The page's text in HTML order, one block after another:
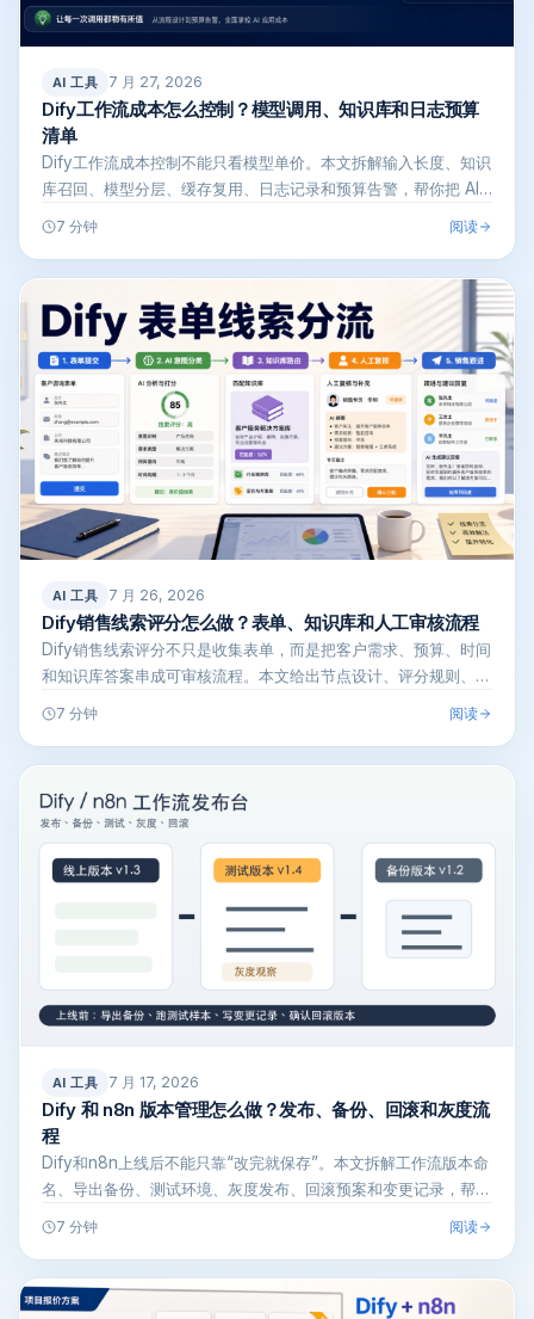
AI 工具 7 月 27, 2026
Dify工作流成本怎么控制？模型调用、知识库和日志预算
清单
Dify工作流成本控制不能只看模型单价。本文拆解输入长度、知识
库召回、模型分层、缓存复用、日志记录和预算告警，帮你把 AI
7 分钟 阅读
AI 工具 7 月 26, 2026
Dify销售线索评分怎么做？表单、知识库和人工审核流程
Dify销售线索评分不只是收集表单，而是把客户需求、预算、时间
和知识库答案串成可审核流程。本文给出节点设计、评分规则、人
7 分钟 阅读
AI 工具 7 月 17, 2026
Dify 和 n8n 版本管理怎么做？发布、备份、回滚和灰度流
程
Dify和n8n上线后不能只靠“改完就保存”。本文拆解工作流版本命
名、导出备份、测试环境、灰度发布、回滚预案和变更记录，帮AI
7 分钟 阅读